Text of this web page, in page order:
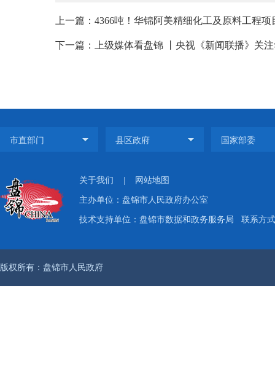
上一篇：4366吨！华锦阿美精细化工及原料工程
下一篇：上级媒体看盘锦 丨央视《新闻联播》关
关于我们 网站地图
主办单位：盘锦市人民政府办公室
技术支持单位：盘锦市数据和政务服务局 联系方
版权所有：盘锦市人民政府